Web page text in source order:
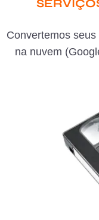
Convertemos
na nuvem